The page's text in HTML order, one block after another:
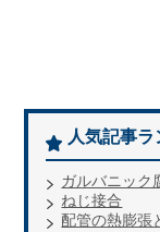
人気記事
ガルバニック
ねじ接合
配管の熱膨張